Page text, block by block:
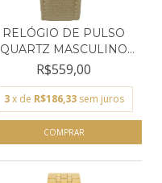
RELÓGIO DE PULSO
QUARTZ MASCULINO
MORMAI...
R$559,00
3 x de R$186,33 sem juros